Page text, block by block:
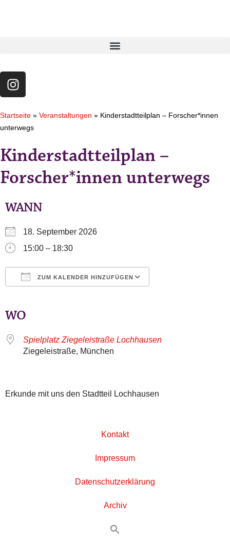
Startseite » Veranstaltungen » Kinderstadtteilplan – Forscher*innen
unterwegs
Kinderstadtteilplan –
Forscher*innen unterwegs
WANN
18. September 2026
15:00 – 18:30
ZUM KALENDER HINZUFÜGEN
WO
Spielplatz Ziegeleistraße Lochhausen
Ziegeleistraße, München
Erkunde mit uns den Stadtteil Lochhausen
Kontakt
Impressum
Datenschutzerklärung
Archiv